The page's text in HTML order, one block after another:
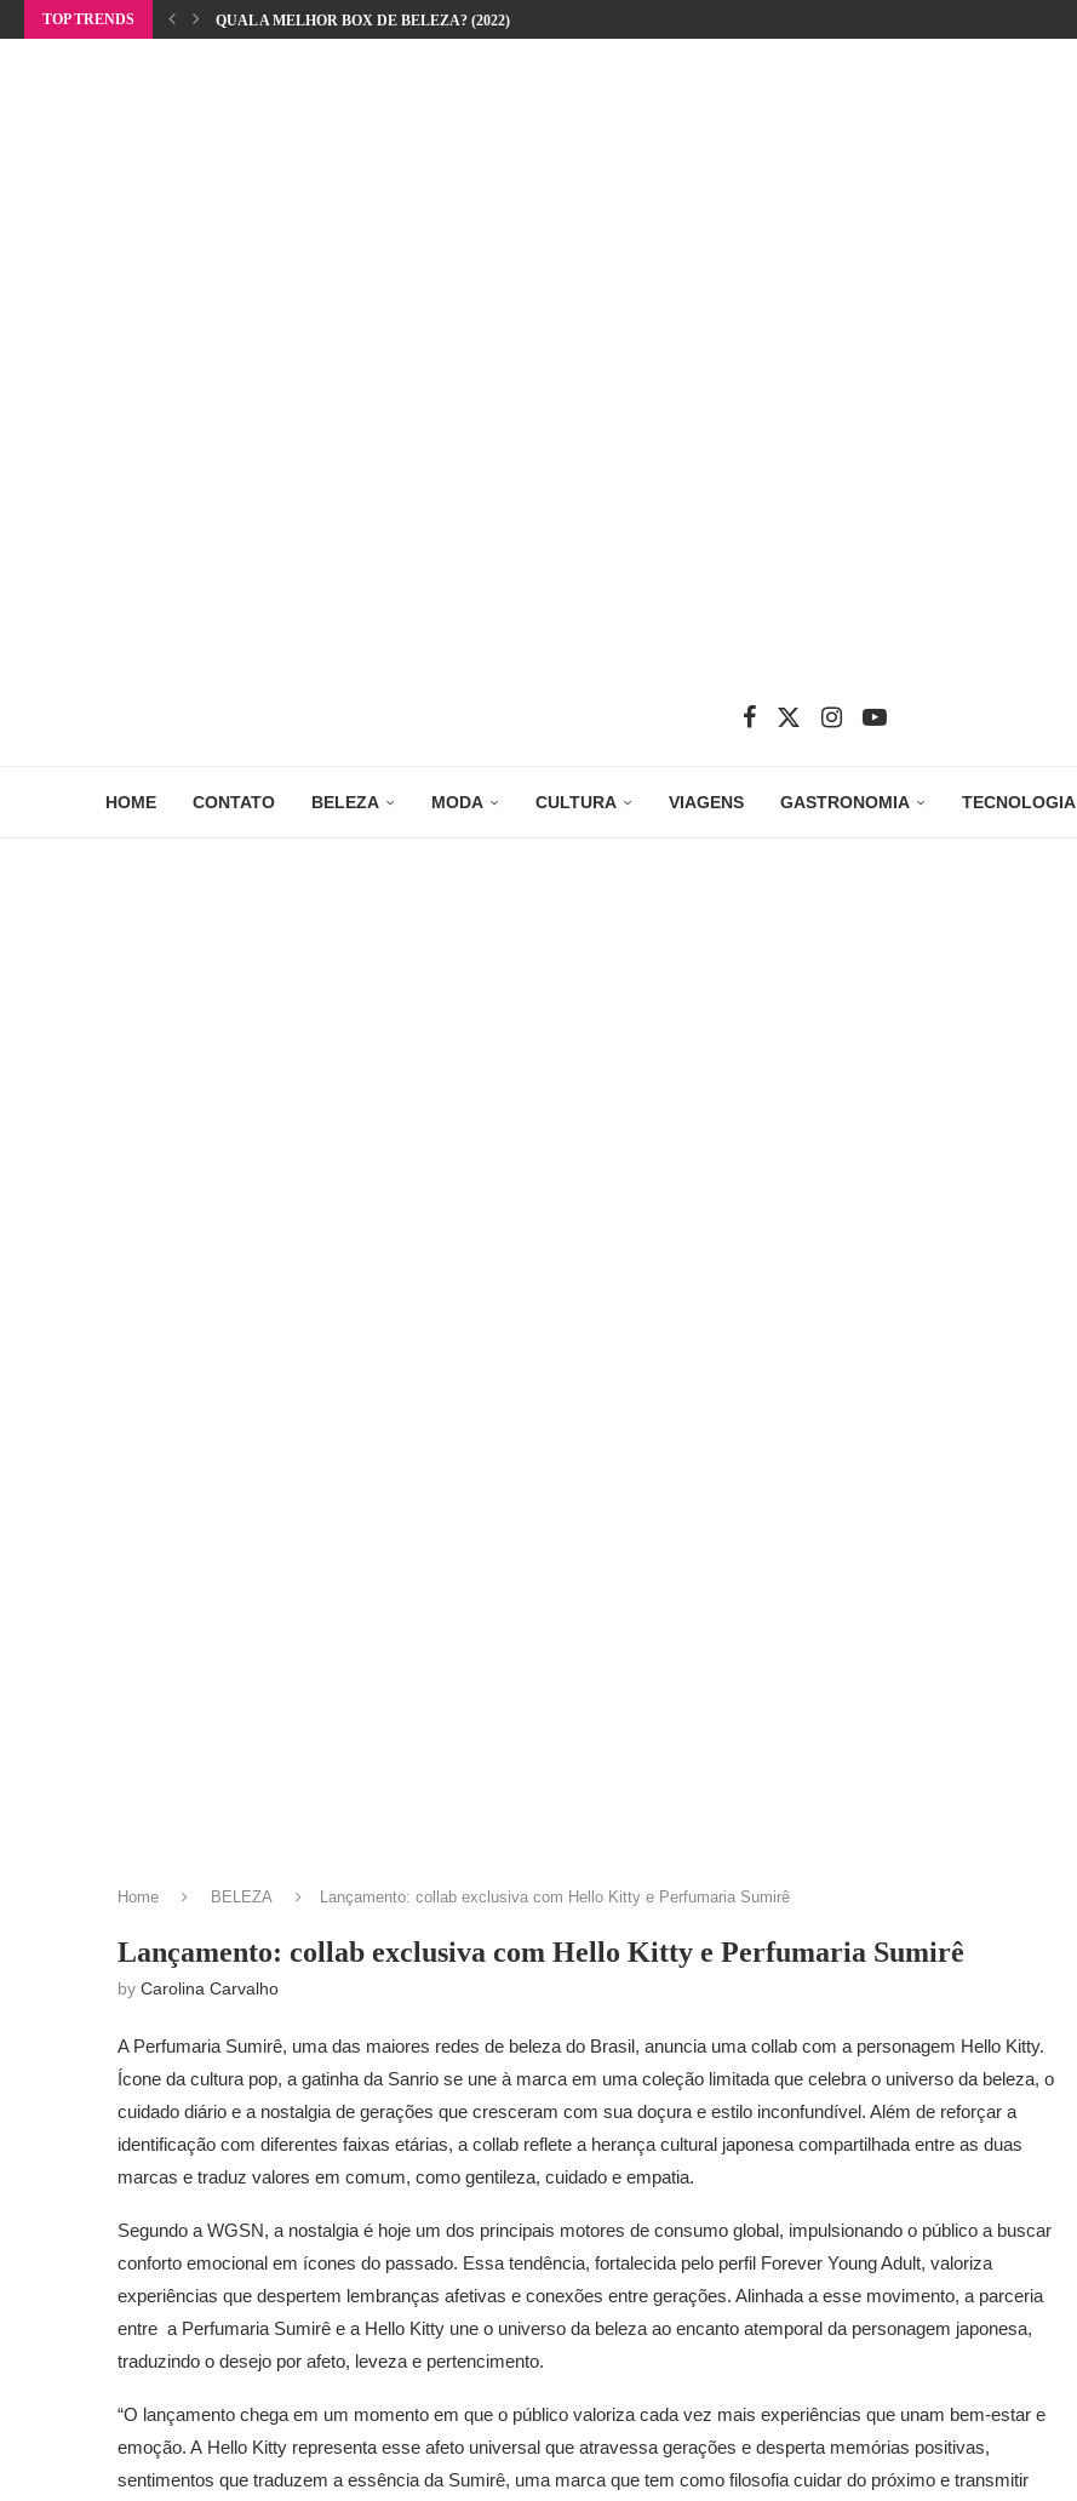
TOP TRENDS QUAL A MELHOR BOX DE BELEZA? (2022)
HOME CONTATO BELEZA MODA CULTURA VIAGENS GASTRONOMIA TECNOLOGIA
Home BELEZA Lançamento: collab exclusiva com Hello Kitty e Perfumaria Sumirê
Lançamento: collab exclusiva com Hello Kitty e Perfumaria Sumirê
by Carolina Carvalho
A Perfumaria Sumirê, uma das maiores redes de beleza do Brasil, anuncia uma collab com a personagem Hello Kitty.
Ícone da cultura pop, a gatinha da Sanrio se une à marca em uma coleção limitada que celebra o universo da beleza, o
cuidado diário e a nostalgia de gerações que cresceram com sua doçura e estilo inconfundível. Além de reforçar a
identificação com diferentes faixas etárias, a collab reflete a herança cultural japonesa compartilhada entre as duas
marcas e traduz valores em comum, como gentileza, cuidado e empatia.
Segundo a WGSN, a nostalgia é hoje um dos principais motores de consumo global, impulsionando o público a buscar
conforto emocional em ícones do passado. Essa tendência, fortalecida pelo perfil Forever Young Adult, valoriza
experiências que despertem lembranças afetivas e conexões entre gerações. Alinhada a esse movimento, a parceria
entre a Perfumaria Sumirê e a Hello Kitty une o universo da beleza ao encanto atemporal da personagem japonesa,
traduzindo o desejo por afeto, leveza e pertencimento.
“O lançamento chega em um momento em que o público valoriza cada vez mais experiências que unam bem-estar e
emoção. A Hello Kitty representa esse afeto universal que atravessa gerações e desperta memórias positivas,
sentimentos que traduzem a essência da Sumirê, uma marca que tem como filosofia cuidar do próximo e transmitir